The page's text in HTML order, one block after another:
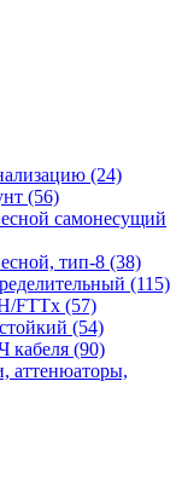
(24)
(56)
самонесущий
тип-8 (38)
(115)
FTTx (57)
(54)
кабеля (90)
аттенюаторы,